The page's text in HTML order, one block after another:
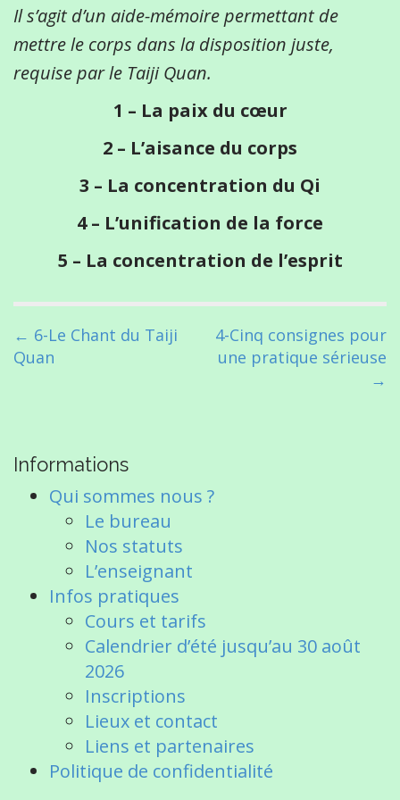
Il s’agit d’un aide-mémoire permettant de
mettre le corps dans la disposition juste,
requise par le Taiji Quan.
1 – La paix du cœur
2 – L’aisance du corps
3 – La concentration du Qi
4 – L’unification de la force
5 – La concentration de l’esprit
P
o
a
v
← 6-Le Chant du Taiji
Quan
4-Cinq consignes pour
une pratique sérieuse
→
Informations
Qui sommes nous ?
Le bureau
Nos statuts
L’enseignant
Infos pratiques
Cours et tarifs
Calendrier d’été jusqu’au 30 août
2026
Inscriptions
Lieux et contact
Liens et partenaires
Politique de confidentialité